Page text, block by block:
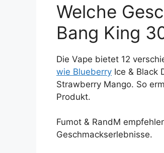
Welche
Bang King
Die Vape bietet 12
wie Blueberry Ice & Black
Strawberry Mango. So
Produkt.
Fumot & RandM
Geschmackserlebnisse.